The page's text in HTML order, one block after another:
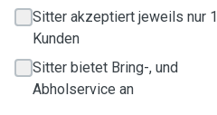
Sitter akzeptiert jeweils nur 1
Kunden
Sitter bietet Bring-, und
Abholservice an